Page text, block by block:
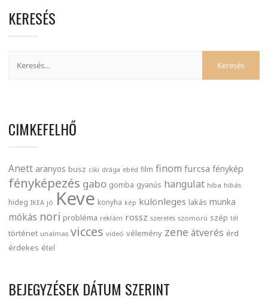
KERESÉS
CIMKEFELHŐ
Anett aranyos busz ciki drága ebéd film finom furcsa fénykép
fényképezés gabo gomba gyanús hangulat hiba hibás
hideg IKEA jó Keve konyha kép különleges lakás munka
mókás nori probléma reklám rossz szerelés szomorú szép tél
történet unalmas vicces videó vélemény zene átverés érd
érdekes étel
BEJEGYZÉSEK DÁTUM SZERINT